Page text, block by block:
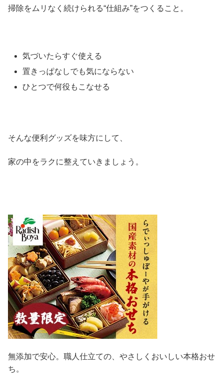
掃除をムリなく続けられる“仕組み”をつくること。
気づいたらすぐ使える
置きっぱなしでも気にならない
ひとつで何役もこなせる
そんな便利グッズを味方にして、
家の中をラクに整えていきましょう。
無添加で安心。職人仕立ての、やさしくおいしい本格おせ
ち。